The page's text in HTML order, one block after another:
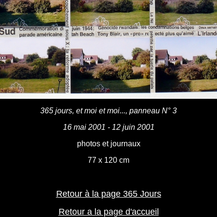
365 jours, et moi et moi..., panneau N° 3
16 mai 2001 - 12 juin 2001
photos et journaux
77 x 120 cm
Retour à la page 365 Jours
Retour a la page d'accueil